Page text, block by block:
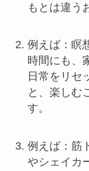
もとは違う
例えば：瞑
時間にも、
日常をリセ
と、楽しむ
す。
例えば：筋
やシェイカ